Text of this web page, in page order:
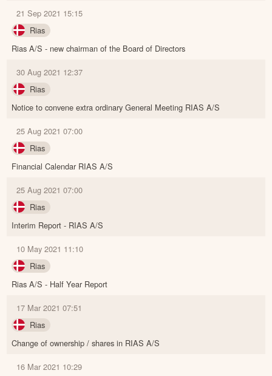
21 Sep 2021 15:15
Rias
Rias A/S - new chairman of the Board of Directors
30 Aug 2021 12:37
Rias
Notice to convene extra ordinary General Meeting RIAS A/S
25 Aug 2021 07:00
Rias
Financial Calendar RIAS A/S
25 Aug 2021 07:00
Rias
Interim Report - RIAS A/S
10 May 2021 11:10
Rias
Rias A/S - Half Year Report
17 Mar 2021 07:51
Rias
Change of ownership / shares in RIAS A/S
16 Mar 2021 10:29